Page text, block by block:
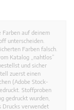
Farben auf deinem
unterscheiden.
Farben falsch.
Katalog „nahtlos”
und sicher
zuerst einen
(Adobe Stock-
Stoffproben
gedruckt wurden,
Drucks verwendet